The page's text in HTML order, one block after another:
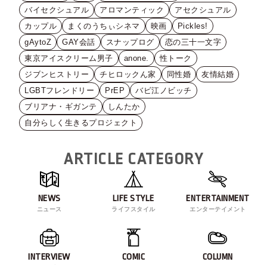
バイセクシュアル
アロマンティック
アセクシュアル
カップル
まくのうちぃシネマ 映画
Pickles!
gAytoZ
GAY会話 スナップログ
恋の三十一文字
東京アイスクリーム男子
anone.
性トーク
ジブンヒストリー
チヒロックん家 同性婚
友情結婚
LGBTフレンドリー
PrEP
バビ江ノビッチ
ブリアナ・ギガンテ
しんたか
自分らしく生きるプロジェクト
ARTICLE CATEGORY
NEWS
ニュース
LIFE STYLE
ライフスタイル
ENTERTAINMENT
エンターテイメント
INTERVIEW COMIC COLUMN